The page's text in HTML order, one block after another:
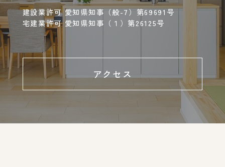
建設業許可 愛知県知事（般-7）第69691号
宅建業許可 愛知県知事（１）第26125号
アクセス